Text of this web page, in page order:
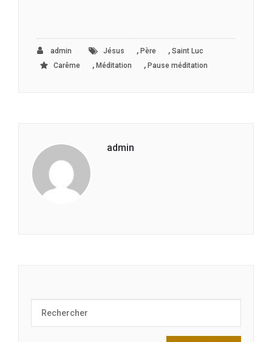
admin Jésus , Père , Saint Luc
Carême
, Méditation , Pause méditation
admin